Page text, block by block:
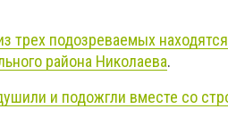
трех подозреваемых
района Николаева.
и подожгли вместе со